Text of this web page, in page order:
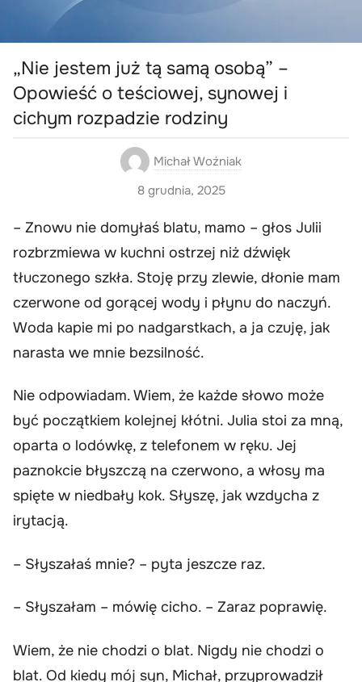
„Nie jestem już tą samą osobą” –
Opowieść o teściowej, synowej i
cichym rozpadzie rodziny
Michał Woźniak
8 grudnia, 2025
– Znowu nie domyłaś blatu, mamo – głos Julii
rozbrzmiewa w kuchni ostrzej niż dźwięk
tłuczonego szkła. Stoję przy zlewie, dłonie mam
czerwone od gorącej wody i płynu do naczyń.
Woda kapie mi po nadgarstkach, a ja czuję, jak
narasta we mnie bezsilność.
Nie odpowiadam. Wiem, że każde słowo może
być początkiem kolejnej kłótni. Julia stoi za mną,
oparta o lodówkę, z telefonem w ręku. Jej
paznokcie błyszczą na czerwono, a włosy ma
spięte w niedbały kok. Słyszę, jak wzdycha z
irytacją.
– Słyszałaś mnie? – pyta jeszcze raz.
– Słyszałam – mówię cicho. – Zaraz poprawię.
Wiem, że nie chodzi o blat. Nigdy nie chodzi o
blat. Od kiedy mój syn, Michał, przyprowadził